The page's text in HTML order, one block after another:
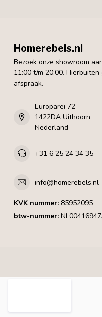
Homerebels.nl
Bezoek onze showroom
11:00 t/m 20:00.
afspraak.
Europarei 72
1422DA Uithoorn
Nederland
+31 6 25 24 34 35
info@homerebels.nl
KVK nummer: 85952095
btw-nummer: